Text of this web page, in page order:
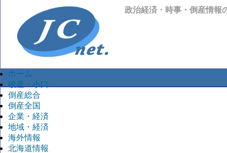
政治経済・時事・倒産情報
ホーム
破産・小口
倒産総合
倒産全国
企業・経済
地域・経済
海外情報
北海道情報